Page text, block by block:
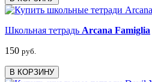
Школьная тетрадь Arcana Famiglia
150 руб.
В КОРЗИНУ